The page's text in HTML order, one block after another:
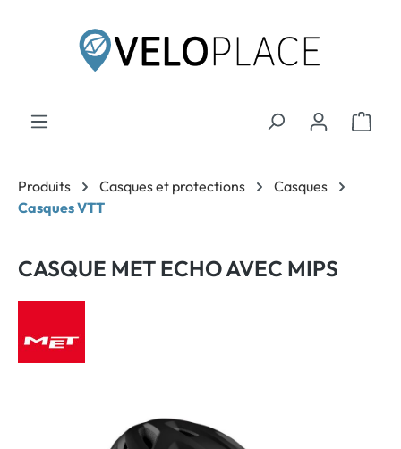
Produits Casques et protections
Casques
Casques VTT
CASQUE MET ECHO AVEC MIPS